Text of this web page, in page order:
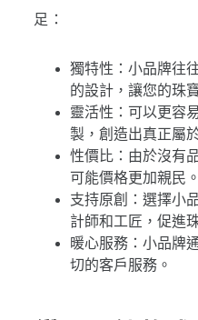
足：
獨特性：小品牌往
的設計，讓您的珠
靈活性：可以更容
製，創造出真正屬
性價比：由於沒有
可能價格更加親民。
支持原創：選擇小
計師和工匠，促進
暖心服務：小品牌
切的客戶服務。